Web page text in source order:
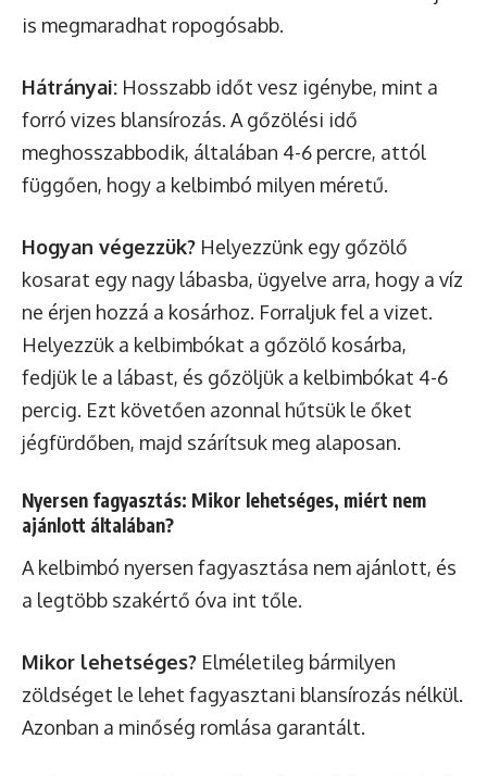
is megmaradhat ropogósabb.
Hátrányai: Hosszabb időt vesz igénybe, mint a
forró vizes blansírozás. A gőzölési idő
meghosszabbodik, általában 4-6 percre, attól
függően, hogy a kelbimbó milyen méretű.
Hogyan végezzük? Helyezzünk egy gőzölő
kosarat egy nagy lábasba, ügyelve arra, hogy a víz
ne érjen hozzá a kosárhoz. Forraljuk fel a vizet.
Helyezzük a kelbimbókat a gőzölő kosárba,
fedjük le a lábast, és gőzöljük a kelbimbókat 4-6
percig. Ezt követően azonnal hűtsük le őket
jégfürdőben, majd szárítsuk meg alaposan.
Nyersen fagyasztás: Mikor lehetséges, miért nem
ajánlott általában?
A kelbimbó nyersen fagyasztása nem ajánlott, és
a legtöbb szakértő óva int tőle.
Mikor lehetséges? Elméletileg bármilyen
zöldséget le lehet fagyasztani blansírozás nélkül.
Azonban a minőség romlása garantált.